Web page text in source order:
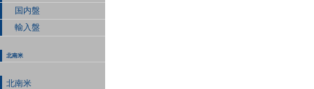
国内盤
輸入盤
北南米
北南米